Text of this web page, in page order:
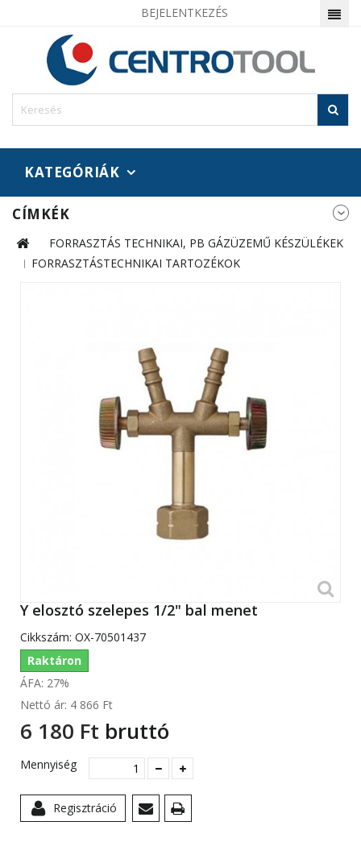
BEJELENTKEZÉS
KATEGÓRIÁK
CÍMKÉK
FORRASZTÁS TECHNIKAI, PB GÁZÜZEMŰ KÉSZÜLÉKEK
FORRASZTÁSTECHNIKAI TARTOZÉKOK
Y elosztó szelepes 1/2" bal menet
Cikkszám: OX-70501437
Raktáron
ÁFA: 27%
Nettó ár: 4 866 Ft‎
6 180 Ft‎ bruttó
Mennyiség
Regisztráció